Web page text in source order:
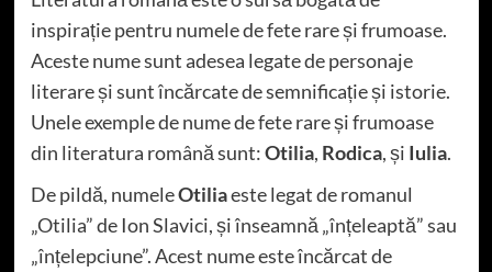
inspirație pentru numele de fete rare și frumoase.
Aceste nume sunt adesea legate de personaje
literare și sunt încărcate de semnificație și istorie.
Unele exemple de nume de fete rare și frumoase
din literatura română sunt:Otilia, Rodica, și Iulia.
De pildă, numeleOtiliaeste legat de romanul
„Otilia” de Ion Slavici, și înseamnă „înțeleaptă” sau
„înțelepciune”. Acest nume este încărcat de